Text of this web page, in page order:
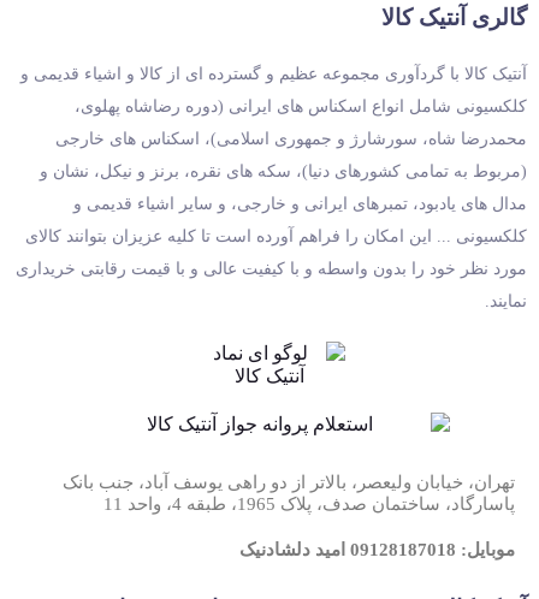
گالری آنتیک کالا
آنتیک کالا با گردآوری مجموعه عظیم و گسترده ای از کالا و اشیاء قدیمی و
کلکسیونی شامل انواع اسکناس های ایرانی (دوره رضاشاه پهلوی،
محمدرضا شاه، سورشارژ و جمهوری اسلامی)، اسکناس های خارجی
(مربوط به تمامی کشورهای دنیا)، سکه های نقره، برنز و نیکل، نشان و
مدال های یادبود، تمبرهای ایرانی و خارجی، و سایر اشیاء قدیمی و
کلکسیونی ... این امکان را فراهم آورده است تا کلیه عزیزان بتوانند کالای
مورد نظر خود را بدون واسطه و با کیفیت عالی و با قیمت رقابتی خریداری
نمایند.
تهران، خیابان ولیعصر، بالاتر از دو راهی یوسف آباد، جنب بانک
پاسارگاد، ساختمان صدف، پلاک 1965، طبقه 4، واحد 11
موبایل: 09128187018 امید دلشادنیک